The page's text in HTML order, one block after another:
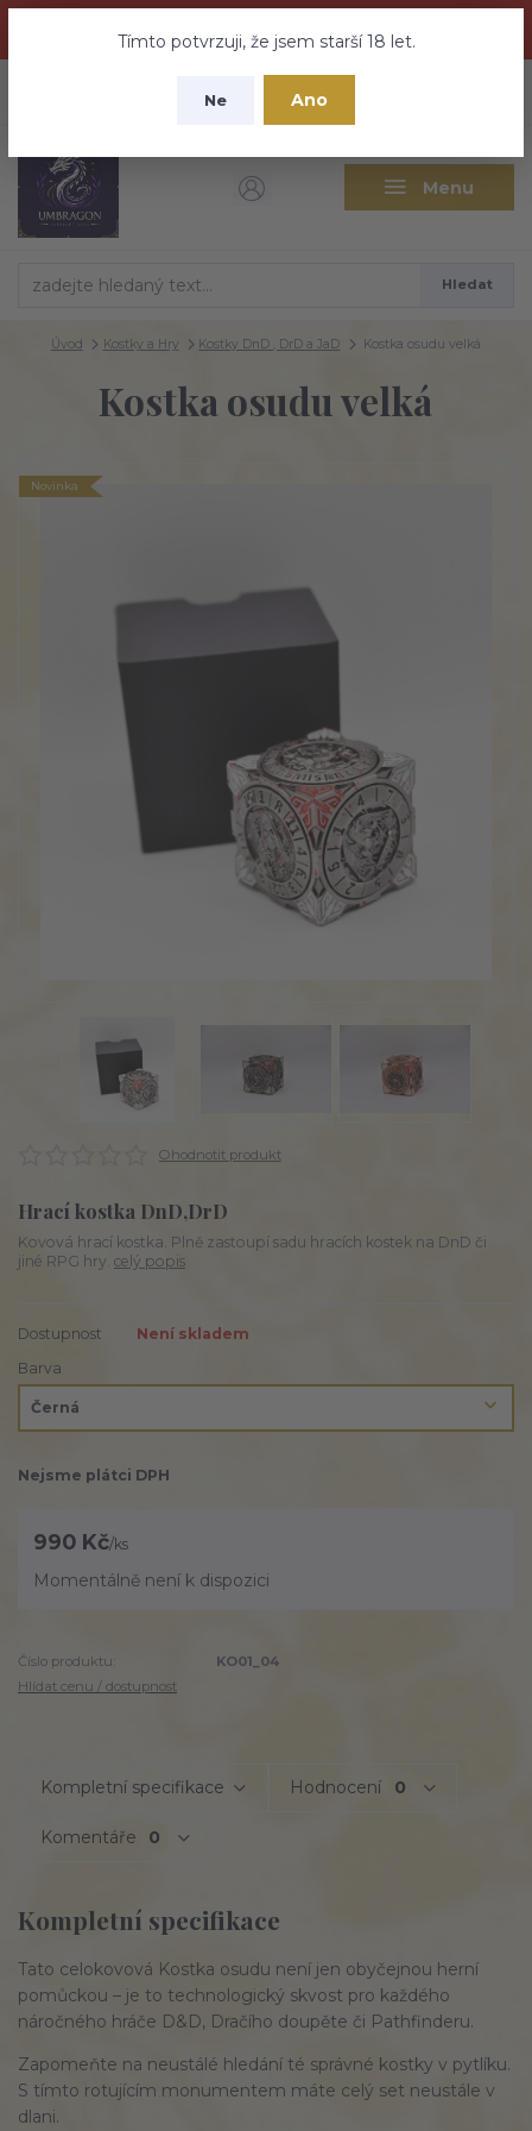
nebuďte vyděšeni zde najdete vše a ještě mnohem víc
Tímto potvrzuji, že jsem starší 18 let.
Ne Ano
Menu
CZK
Hledat
Úvod Kostky a Hry Kostky DnD , DrD a JaD Kostka osudu velká
Kostka osudu velká
Novinka
Ohodnotit produkt
Hrací kostka DnD,DrD
Kovová hrací kostka. Plně zastoupí sadu hracích kostek na DnD či
jiné RPG hry. celý popis
Dostupnost
Není skladem
Barva
Nejsme plátci DPH
990 Kč/ks
Momentálně není k dispozici
Číslo produktu:
KO01_04
Hlídat cenu / dostupnost
Kompletní specifikace Hodnocení 0
Komentáře 0
Kompletní specifikace
Tato celokovová Kostka osudu není jen obyčejnou herní
pomůckou – je to technologický skvost pro každého
náročného hráče D&D, Dračího doupěte či Pathfinderu.
Zapomeňte na neustálé hledání té správné kostky v pytlíku.
S tímto rotujícím monumentem máte celý set neustále v
dlani.